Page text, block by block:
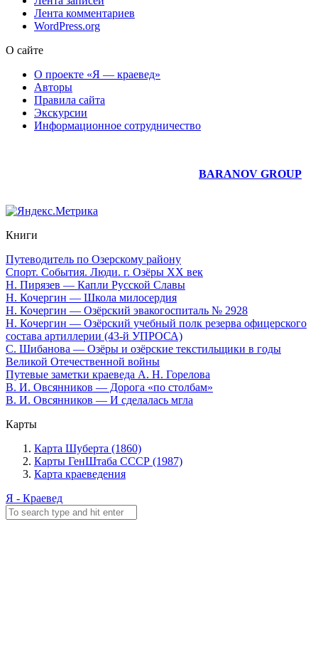
Лента комментариев
WordPress.org
О сайте
О проекте «Я — краевед»
Авторы
Правила сайта
Экскурсии
Информационное сотрудничество
BARANOV GROUP
Книги
Путеводитель по Озерскому району
Спорт. События. Люди. г. Озёры XX век
Н. Пирязев — Капли Русской Славы
Н. Кочергин — Школа милосердия
Н. Кочергин — Озёрский эвакогоспиталь № 2928
Н. Кочергин — Озёрский учебный полк резерва офицерского
состава артиллерии (43-й УПРОСА)
С. Шибанова — Озёры и озёрские текстильщики в годы
Великой Отечественной войны
Путевые заметки краеведа А. Н. Горелова
В. И. Овсянников — Дорога «по столбам»
В. И. Овсянников — И сделалась мгла
Карты
Карта Шуберта (1860)
Карты ГенШтаба СССР (1987)
Карта краеведения
Я - Краевед